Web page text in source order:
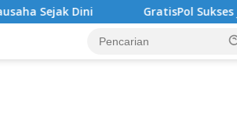
GratisPol Sukses Jangkau Puluhan Ribu